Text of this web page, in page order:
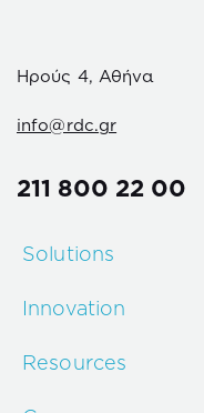
Ηρούς 4, Αθήνα
info@rdc.gr
211 800 22 00
Solutions
Innovation
Resources